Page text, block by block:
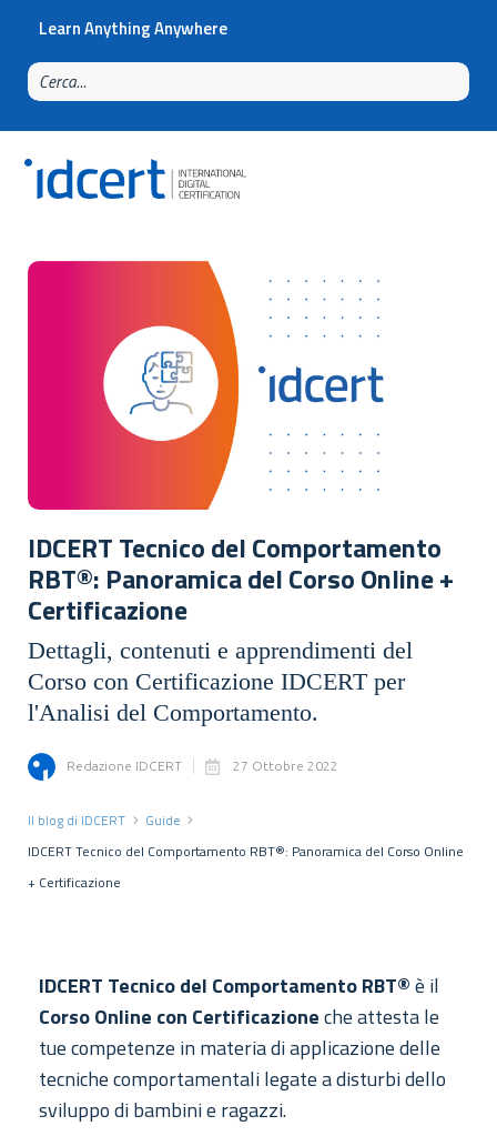
Learn Anything Anywhere
IDCERT Tecnico del Comportamento
RBT®: Panoramica del Corso Online +
Certificazione
Dettagli, contenuti e apprendimenti del
Corso con Certificazione IDCERT per
l'Analisi del Comportamento.
Redazione IDCERT 27 Ottobre 2022
Il blog di IDCERT
Guide
IDCERT Tecnico del Comportamento RBT®: Panoramica del Corso Online
+ Certificazione
IDCERT Tecnico del Comportamento RBT®è il
Corso Online con Certificazioneche attesta le
tue competenze in materia di applicazione delle
tecniche comportamentali legate a disturbi dello
sviluppo di bambini e ragazzi.